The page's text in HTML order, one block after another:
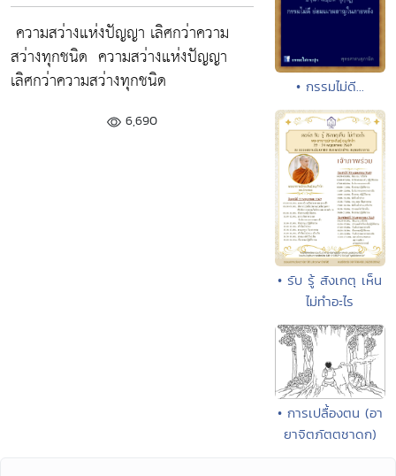
ความสว่างแห่งปัญญา เลิศกว่าความ
สว่างทุกชนิด ความสว่างแห่งปัญญา
เลิศกว่าความสว่างทุกชนิด
6,690
• กรรมไม่ดี...
• รับ รู้ สังเกตุ เห็น
ไม่ทำอะไร
• การเปลื้องตน (อา
ยาจิตภัตตชาดก)